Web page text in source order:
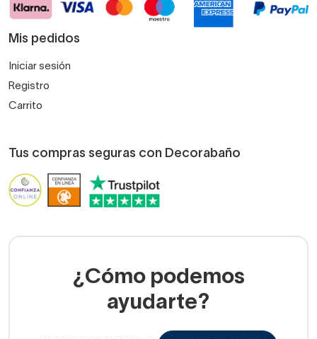
Mis pedidos
Iniciar sesión
Registro
Carrito
Tus compras seguras con Decorabaño
¿Cómo podemos
ayudarte?